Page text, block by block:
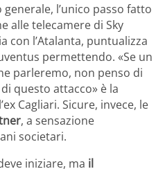
generale, l’unico passo fatto
alle telecamere di Sky
con l’Atalanta, puntualizza
permettendo. «Se un
parleremo, non penso di
questo attacco» è la
Cagliari. Sicure, invece, le
, a sensazione
societari.
iniziare, ma il